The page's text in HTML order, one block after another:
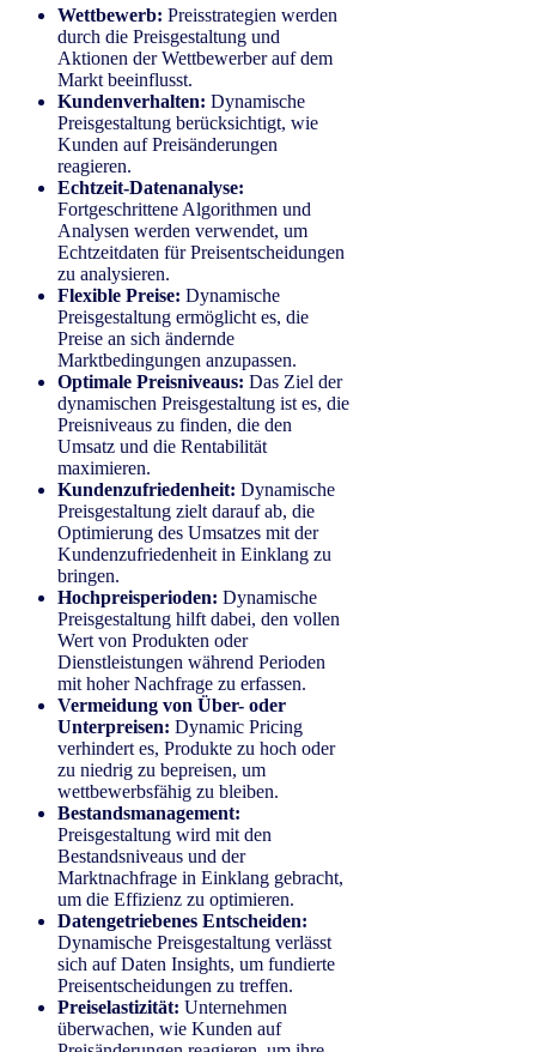
Wettbewerb: Preisstrategien werden
durch die Preisgestaltung und
Aktionen der Wettbewerber auf dem
Markt beeinflusst.
Kundenverhalten: Dynamische
Preisgestaltung berücksichtigt, wie
Kunden auf Preisänderungen
reagieren.
Echtzeit-Datenanalyse:
Fortgeschrittene Algorithmen und
Analysen werden verwendet, um
Echtzeitdaten für Preisentscheidungen
zu analysieren.
Flexible Preise: Dynamische
Preisgestaltung ermöglicht es, die
Preise an sich ändernde
Marktbedingungen anzupassen.
Optimale Preisniveaus: Das Ziel der
dynamischen Preisgestaltung ist es, die
Preisniveaus zu finden, die den
Umsatz und die Rentabilität
maximieren.
Kundenzufriedenheit: Dynamische
Preisgestaltung zielt darauf ab, die
Optimierung des Umsatzes mit der
Kundenzufriedenheit in Einklang zu
bringen.
Hochpreisperioden: Dynamische
Preisgestaltung hilft dabei, den vollen
Wert von Produkten oder
Dienstleistungen während Perioden
mit hoher Nachfrage zu erfassen.
Vermeidung von Über- oder
Unterpreisen: Dynamic Pricing
verhindert es, Produkte zu hoch oder
zu niedrig zu bepreisen, um
wettbewerbsfähig zu bleiben.
Bestandsmanagement:
Preisgestaltung wird mit den
Bestandsniveaus und der
Marktnachfrage in Einklang gebracht,
um die Effizienz zu optimieren.
Datengetriebenes Entscheiden:
Dynamische Preisgestaltung verlässt
sich auf Daten Insights, um fundierte
Preisentscheidungen zu treffen.
Preiselastizität: Unternehmen
überwachen, wie Kunden auf